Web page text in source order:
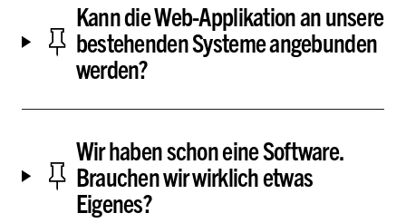
Kann die Web-Applikation an unsere
bestehenden Systeme angebunden
werden?
Wir haben schon eine Software.
Brauchen wir wirklich etwas
Eigenes?